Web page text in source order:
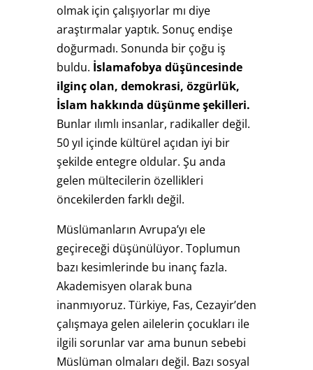
olmak için çalışıyorlar mı diye
araştırmalar yaptık. Sonuç endişe
doğurmadı. Sonunda bir çoğu iş
buldu. İslamafobya düşüncesinde
ilginç olan, demokrasi, özgürlük,
İslam hakkında düşünme şekilleri.
Bunlar ılımlı insanlar, radikaller değil.
50 yıl içinde kültürel açıdan iyi bir
şekilde entegre oldular. Şu anda
gelen mültecilerin özellikleri
öncekilerden farklı değil.
Müslümanların Avrupa’yı ele
geçireceği düşünülüyor. Toplumun
bazı kesimlerinde bu inanç fazla.
Akademisyen olarak buna
inanmıyoruz. Türkiye, Fas, Cezayir’den
çalışmaya gelen ailelerin çocukları ile
ilgili sorunlar var ama bunun sebebi
Müslüman olmaları değil. Bazı sosyal